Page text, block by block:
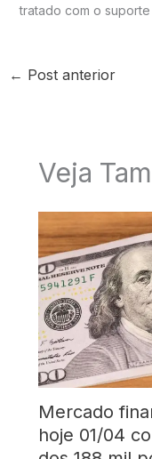
tratado com o
← Post anterior
Veja
Mercado
hoje 01/04